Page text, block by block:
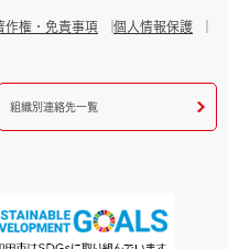
作権・免責事項
個人情報保護
組織別連絡先一覧